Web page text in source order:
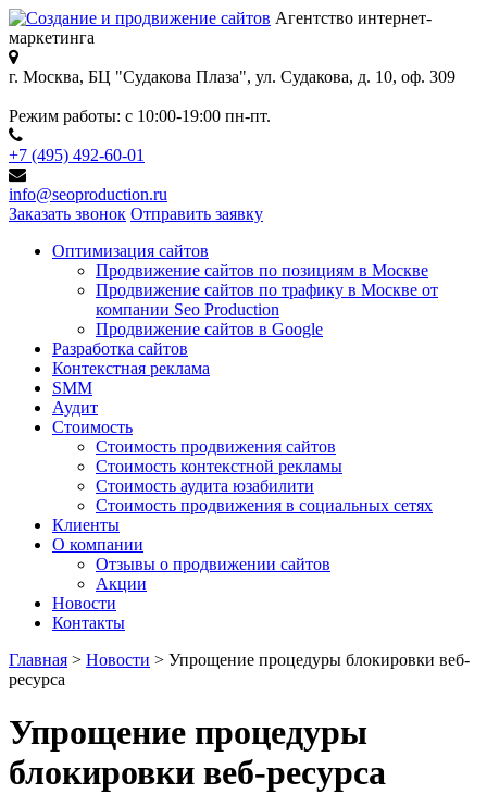
Агентство интернет-
маркетинга
г. Москва, БЦ "Судакова Плаза", ул. Судакова, д. 10, оф. 309
Режим работы: с 10:00-19:00 пн-пт.
+7 (495) 492-60-01
info@seoproduction.ru
Заказать звонок Отправить заявку
Оптимизация сайтов
Продвижение сайтов по позициям в Москве
Продвижение сайтов по трафику в Москве от
компании Seo Production
Продвижение сайтов в Google
Разработка сайтов
Контекстная реклама
SMM
Аудит
Стоимость
Стоимость продвижения сайтов
Стоимость контекстной рекламы
Стоимость аудита юзабилити
Стоимость продвижения в социальных сетях
Клиенты
О компании
Отзывы о продвижении сайтов
Акции
Новости
Контакты
Главная > Новости > Упрощение процедуры блокировки веб-
ресурса
Упрощение процедуры
блокировки веб-ресурса